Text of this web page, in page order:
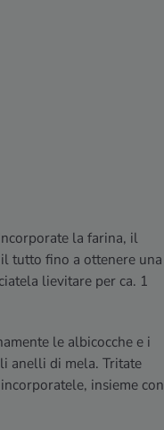
la farina, il
il tutto fino a ottenere una
lievitare per ca. 1
le albicocche e i
anelli di mela. Tritate
insieme con